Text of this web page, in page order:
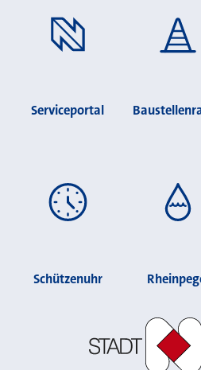
Serviceportal
Schützenuhr